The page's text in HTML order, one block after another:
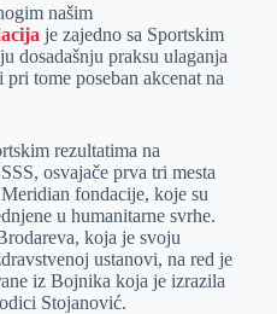
našim
je zajedno sa Sportskim
dosadašnju praksu ulaganja
tome poseban akcenat na
rezultatima na
osvajače prva tri mesta
fondacije, koje su
u humanitarne svrhe.
koja je svoju
ustanovi, na red je
iz Bojnika koja je izrazila
Stojanović.